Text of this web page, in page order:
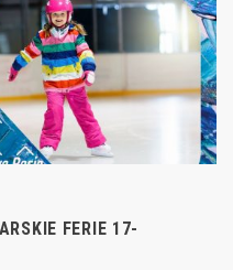
FERIE 17-